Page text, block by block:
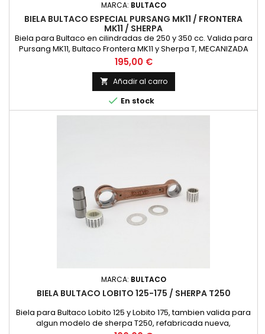
MARCA: BULTACO
BIELA BULTACO ESPECIAL PURSANG MK11 / FRONTERA
MK11 / SHERPA
Biela para Bultaco en cilindradas de 250 y 350 cc. Valida para
Pursang MK11, Bultaco Frontera MK11 y Sherpa T, MECANIZADA
PARA COMPETICION, refabricada nueva, recomendamos
comprobar las siguientes dimensiones con la biela existente.
Diametro superior 24 mm. Diametro interior 30 mm. Distancia
entre centros 116 mm. Bulon de 24 mm. de diametro y 56
mm....
Precio
195,00 €
 Añadir al carro
 En stock
MARCA: BULTACO
BIELA BULTACO LOBITO 125-175 / SHERPA T250
Biela para Bultaco Lobito 125 y Lobito 175, tambien valida para
algun modelo de sherpa T250, refabricada nueva,